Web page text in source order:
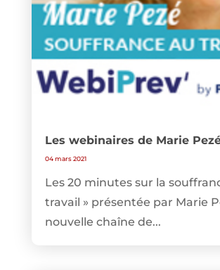
Les webinaires de Marie
04 mars 2021
Les 20 minutes sur la
travail » présentée par Marie
nouvelle chaîne de...